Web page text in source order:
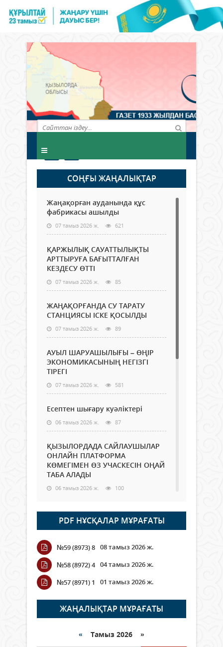
СОҢҒЫ ЖАҢАЛЫҚТАР
Жаңақорған ауданында құс
фабрикасы ашылды
07 тамыз 2026 ж. 621
ҚАРЖЫЛЫҚ САУАТТЫЛЫҚТЫ
АРТТЫРУҒА БАҒЫТТАЛҒАН
КЕЗДЕСУ ӨТТІ
07 тамыз 2026 ж. 85
ЖАҢАҚОРҒАНДА СУ ТАРАТУ
СТАНЦИЯСЫ ІСКЕ ҚОСЫЛДЫ
07 тамыз 2026 ж. 89
АУЫЛ ШАРУАШЫЛЫҒЫ – ӨҢІР
ЭКОНОМИКАСЫНЫҢ НЕГІЗГІ
ТІРЕГІ
07 тамыз 2026 ж. 581
Есептен шығару куәліктері
06 тамыз 2026 ж. 87
ҚЫЗЫЛОРДАДА САЙЛАУШЫЛАР
ОНЛАЙН ПЛАТФОРМА
КӨМЕГІМЕН ӨЗ УЧАСКЕСІН ОҢАЙ
ТАБА АЛАДЫ
06 тамыз 2026 ж. 100
Open Air: Қызылорда облысы
полиция департаменті 20
мыңнан астам көрерменнің
қауіпсіздігін қамтамасыз етті
06 тамыз 2026 ж.
Wi-Fi ҚАБЫРҒА АРҚЫЛЫ ҚАЛАЙ
ӨТЕДІ?
06 тамыз 2026 ж. 277
граждане Казахстана,
PDF НҰСҚАЛАР МҰРАҒАТЫ
№59 (8973) 8 08 тамыз 2026 ж.
№58 (8972) 4 04 тамыз 2026 ж.
№57 (8971) 1
01 тамыз 2026 ж.
ЖАҢАЛЫҚТАР МҰРАҒАТЫ
« Тамыз 2026 »